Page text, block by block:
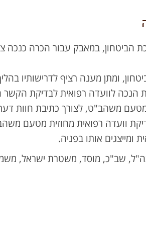
הביטחון, במאבק עבור הכרה כנכה
ומתן מענה רציף לדרישותיו
הנכה לוועדה רפואית לבדיקת הקשר
משהב"ט, לצורך כתיבת חוות
וועדה רפואית מחוזית מטעם
ומייצגים אותו בפניה.
שב"כ, מוסד, משטרת ישראל, משמר